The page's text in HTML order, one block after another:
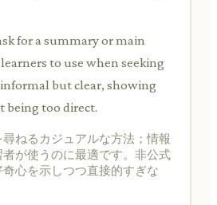
for a summary or main
to use when seeking
but clear, showing
too direct.
ねるカジュアルな方法；情報
が使うのに最適です。非公式
心を示しつつ直接的すぎな